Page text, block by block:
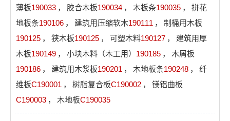
薄板190033 ， 胶合木板190034 ， 木板条190035 ，
拼花
地板条190106 ， 建筑用压缩软木190111 ，
制桶用木板
190125 ， 狭木板190125 ， 可塑木料190127 ，
建筑用厚
木板190149 ， 小块木料（木工用） 190185 ，
木屑板
190186 ， 建筑用木浆板190201 ， 木地板条190248 ，
纤
维板C190001 ， 树脂复合板C190002 ，
镁铝曲板
C190003 ， 木地板C190035